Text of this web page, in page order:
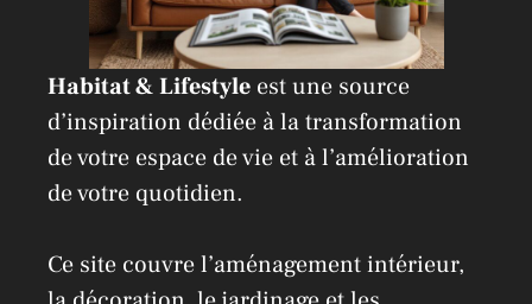
Habitat & Lifestyle est une source
d’inspiration dédiée à la transformation
de votre espace de vie et à l’amélioration
de votre quotidien.
Ce site couvre l’aménagement intérieur,